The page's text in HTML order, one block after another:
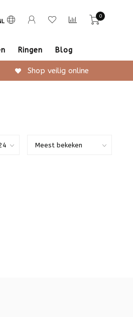
0
Ringen Blog
Shop veilig online